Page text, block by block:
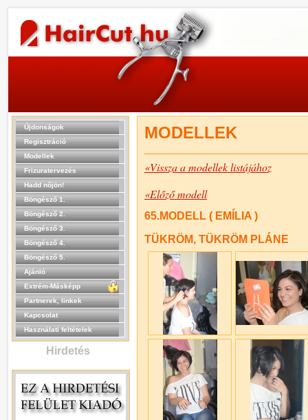
Újdonságok
Regisztráció
Modellek
Frizuratervezés
Hadd nőjön!
Böngésző 1.
Böngésző 2.
Böngésző 3.
Böngésző 4.
Böngésző 5.
Ajánló
Extrém-Másképp
Partnerek, linkek
Kapcsolat
Használati feltételek
Hirdetés
MODELLEK
«Vissza a modellek listájához
«Előző modell
65.MODELL ( EMÍLIA )
TÜKRÖM, TÜKRÖM PLÁNE